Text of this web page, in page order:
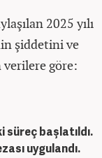
2025 yılı
şiddetini ve
göre:
süreç başlatıldı.
uygulandı.